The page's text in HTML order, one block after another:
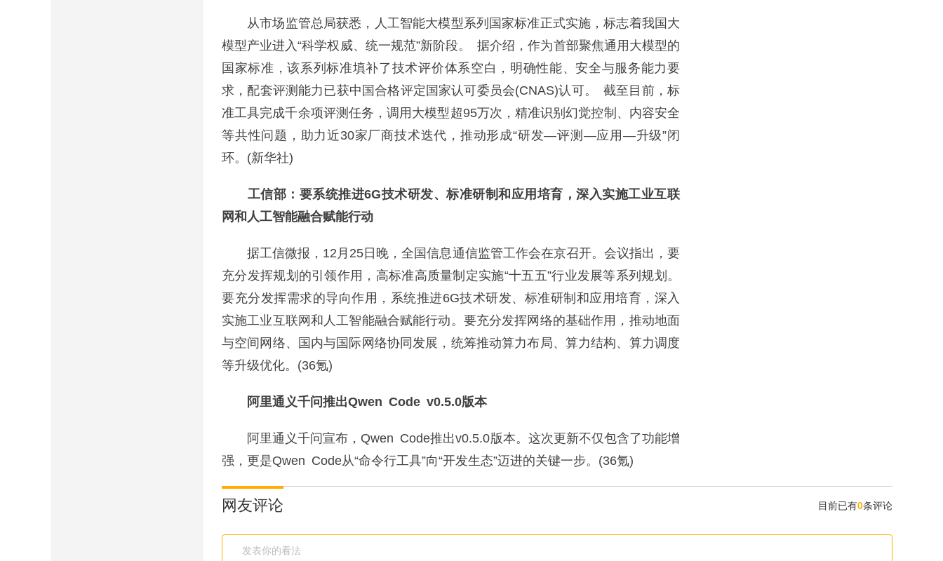
从市场监管总局获悉，人工智能大模型系列国家标准正式实施，标志着我国大
模型产业进入“科学权威、统一规范”新阶段。 据介绍，作为首部聚焦通用大模型的
国家标准，该系列标准填补了技术评价体系空白，明确性能、安全与服务能力要
求，配套评测能力已获中国合格评定国家认可委员会(CNAS)认可。 截至目前，标
准工具完成千余项评测任务，调用大模型超95万次，精准识别幻觉控制、内容安全
等共性问题，助力近30家厂商技术迭代，推动形成“研发—评测—应用—升级”闭
环。(新华社)
工信部：要系统推进6G技术研发、标准研制和应用培育，深入实施工业互联
网和人工智能融合赋能行动
据工信微报，12月25日晚，全国信息通信监管工作会在京召开。会议指出，要
充分发挥规划的引领作用，高标准高质量制定实施“十五五”行业发展等系列规划。
要充分发挥需求的导向作用，系统推进6G技术研发、标准研制和应用培育，深入
实施工业互联网和人工智能融合赋能行动。要充分发挥网络的基础作用，推动地面
与空间网络、国内与国际网络协同发展，统筹推动算力布局、算力结构、算力调度
等升级优化。(36氪)
阿里通义千问推出Qwen Code v0.5.0版本
阿里通义千问宣布，Qwen Code推出v0.5.0版本。这次更新不仅包含了功能增
强，更是Qwen Code从“命令行工具”向“开发生态”迈进的关键一步。(36氪)
网友评论 目前已有0条评论